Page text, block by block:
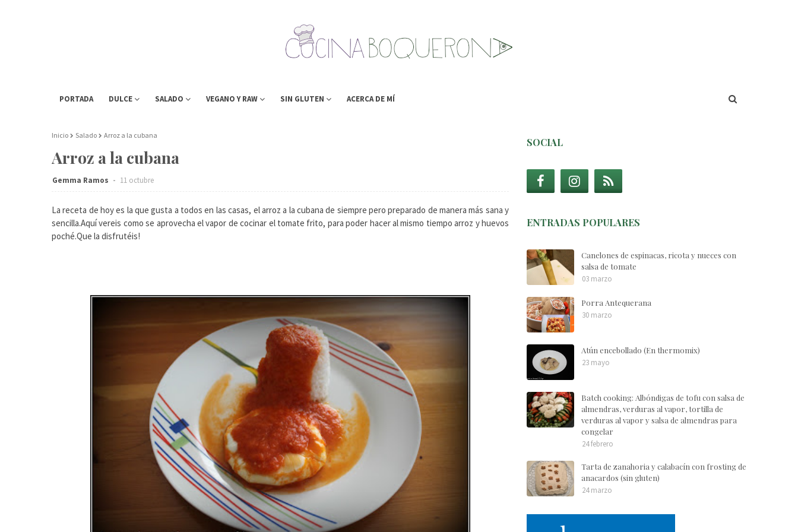
PORTADA DULCE SALADO VEGANO Y RAW SIN GLUTEN ACERCA DE MÍ
Inicio Salado Arroz a la cubana
Arroz a la cubana
Gemma Ramos 11 octubre
La receta de hoy es la que gusta a todos en las casas, el arroz a la cubana de siempre pero preparado de manera más sana y
sencilla.Aquí vereis como se aprovecha el vapor de cocinar el tomate frito, para poder hacer al mismo tiempo arroz y huevos
poché.Que la disfrutéis!
SOCIAL
ENTRADAS POPULARES
Canelones de espinacas, ricota y nueces con
salsa de tomate
03 marzo
Porra Antequerana
30 marzo
Atún encebollado (En thermomix)
23 mayo
Batch cooking: Albóndigas de tofu con salsa de
almendras, verduras al vapor, tortilla de
verduras al vapor y salsa de almendras para
congelar
24 febrero
Tarta de zanahoria y calabacín con frosting de
anacardos (sin gluten)
24 marzo